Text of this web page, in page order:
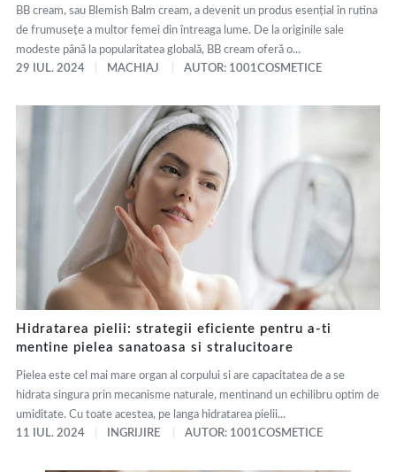
BB cream, sau Blemish Balm cream, a devenit un produs esențial în rutina
de frumusețe a multor femei din întreaga lume. De la originile sale
modeste până la popularitatea globală, BB cream oferă o...
29 IUL. 2024
MACHIAJ AUTOR: 1001COSMETICE
Hidratarea pielii: strategii eficiente pentru a-ti
mentine pielea sanatoasa si stralucitoare
Pielea este cel mai mare organ al corpului si are capacitatea de a se
hidrata singura prin mecanisme naturale, mentinand un echilibru optim de
umiditate. Cu toate acestea, pe langa hidratarea pielii...
11 IUL. 2024
INGRIJIRE AUTOR: 1001COSMETICE